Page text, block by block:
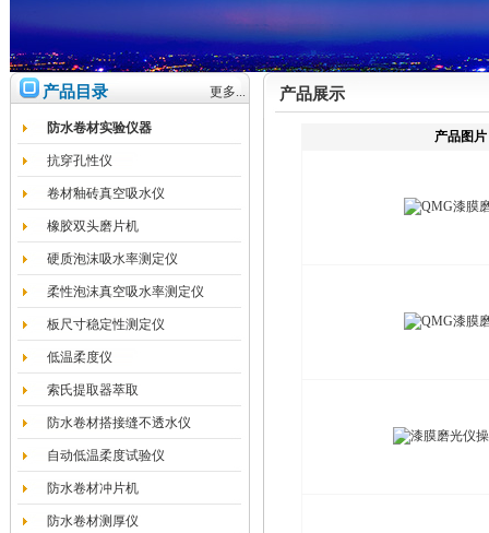
产品目录 更多...
防水卷材实验仪器
抗穿孔性仪
卷材釉砖真空吸水仪
橡胶双头磨片机
硬质泡沫吸水率测定仪
柔性泡沫真空吸水率测定仪
板尺寸稳定性测定仪
低温柔度仪
索氏提取器萃取
防水卷材搭接缝不透水仪
自动低温柔度试验仪
防水卷材冲片机
防水卷材测厚仪
产品展示
产品图片